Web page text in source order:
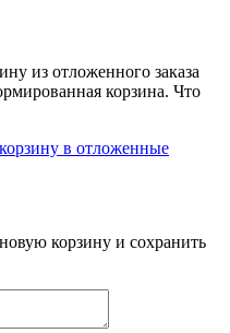
из отложенного заказа
корзина. Что
в отложенные
корзину и сохранить